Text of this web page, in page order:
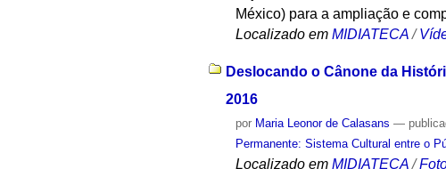
México) para a ampliação e
Localizado em MIDIATECA /
Deslocando o Cânone da
2016
por Maria Leonor de Calasans —
Permanente: Sistema Cultural entre o
Localizado em MIDIATECA /